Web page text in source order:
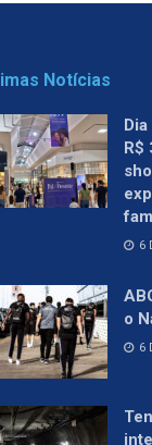
Notícias
R$
6
o
6